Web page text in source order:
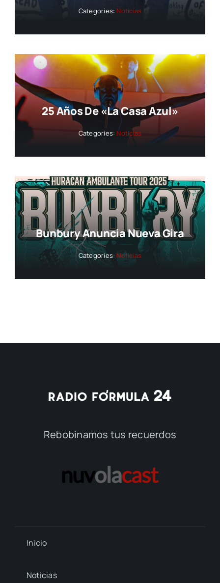
Categories: Noticias
25 Años De «La Casa Azul»
Categories: Noticias
Bunbury Anuncia Nueva Gira
Categories: Noticias
Rebobinamos tus recuerdos
Inicio
Noticias